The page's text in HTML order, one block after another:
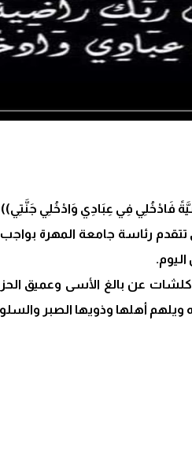
فَادْخُلِي فِي عِبَادِي وَادْخُلِي
تتقدم رئاسة جامعة المهرة
اليوم.
عن بالغ الأسى وعميق الحزن
أهلها وذويها الصبر